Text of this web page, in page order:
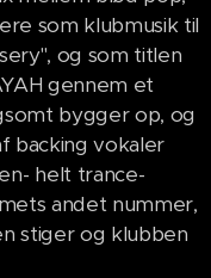
som klubmusik til
og som titlen
gennem et
bygger op, og
backing vokaler
helt trance-
andet nummer,
stiger og klubben